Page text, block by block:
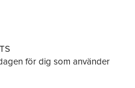
för dig som använder